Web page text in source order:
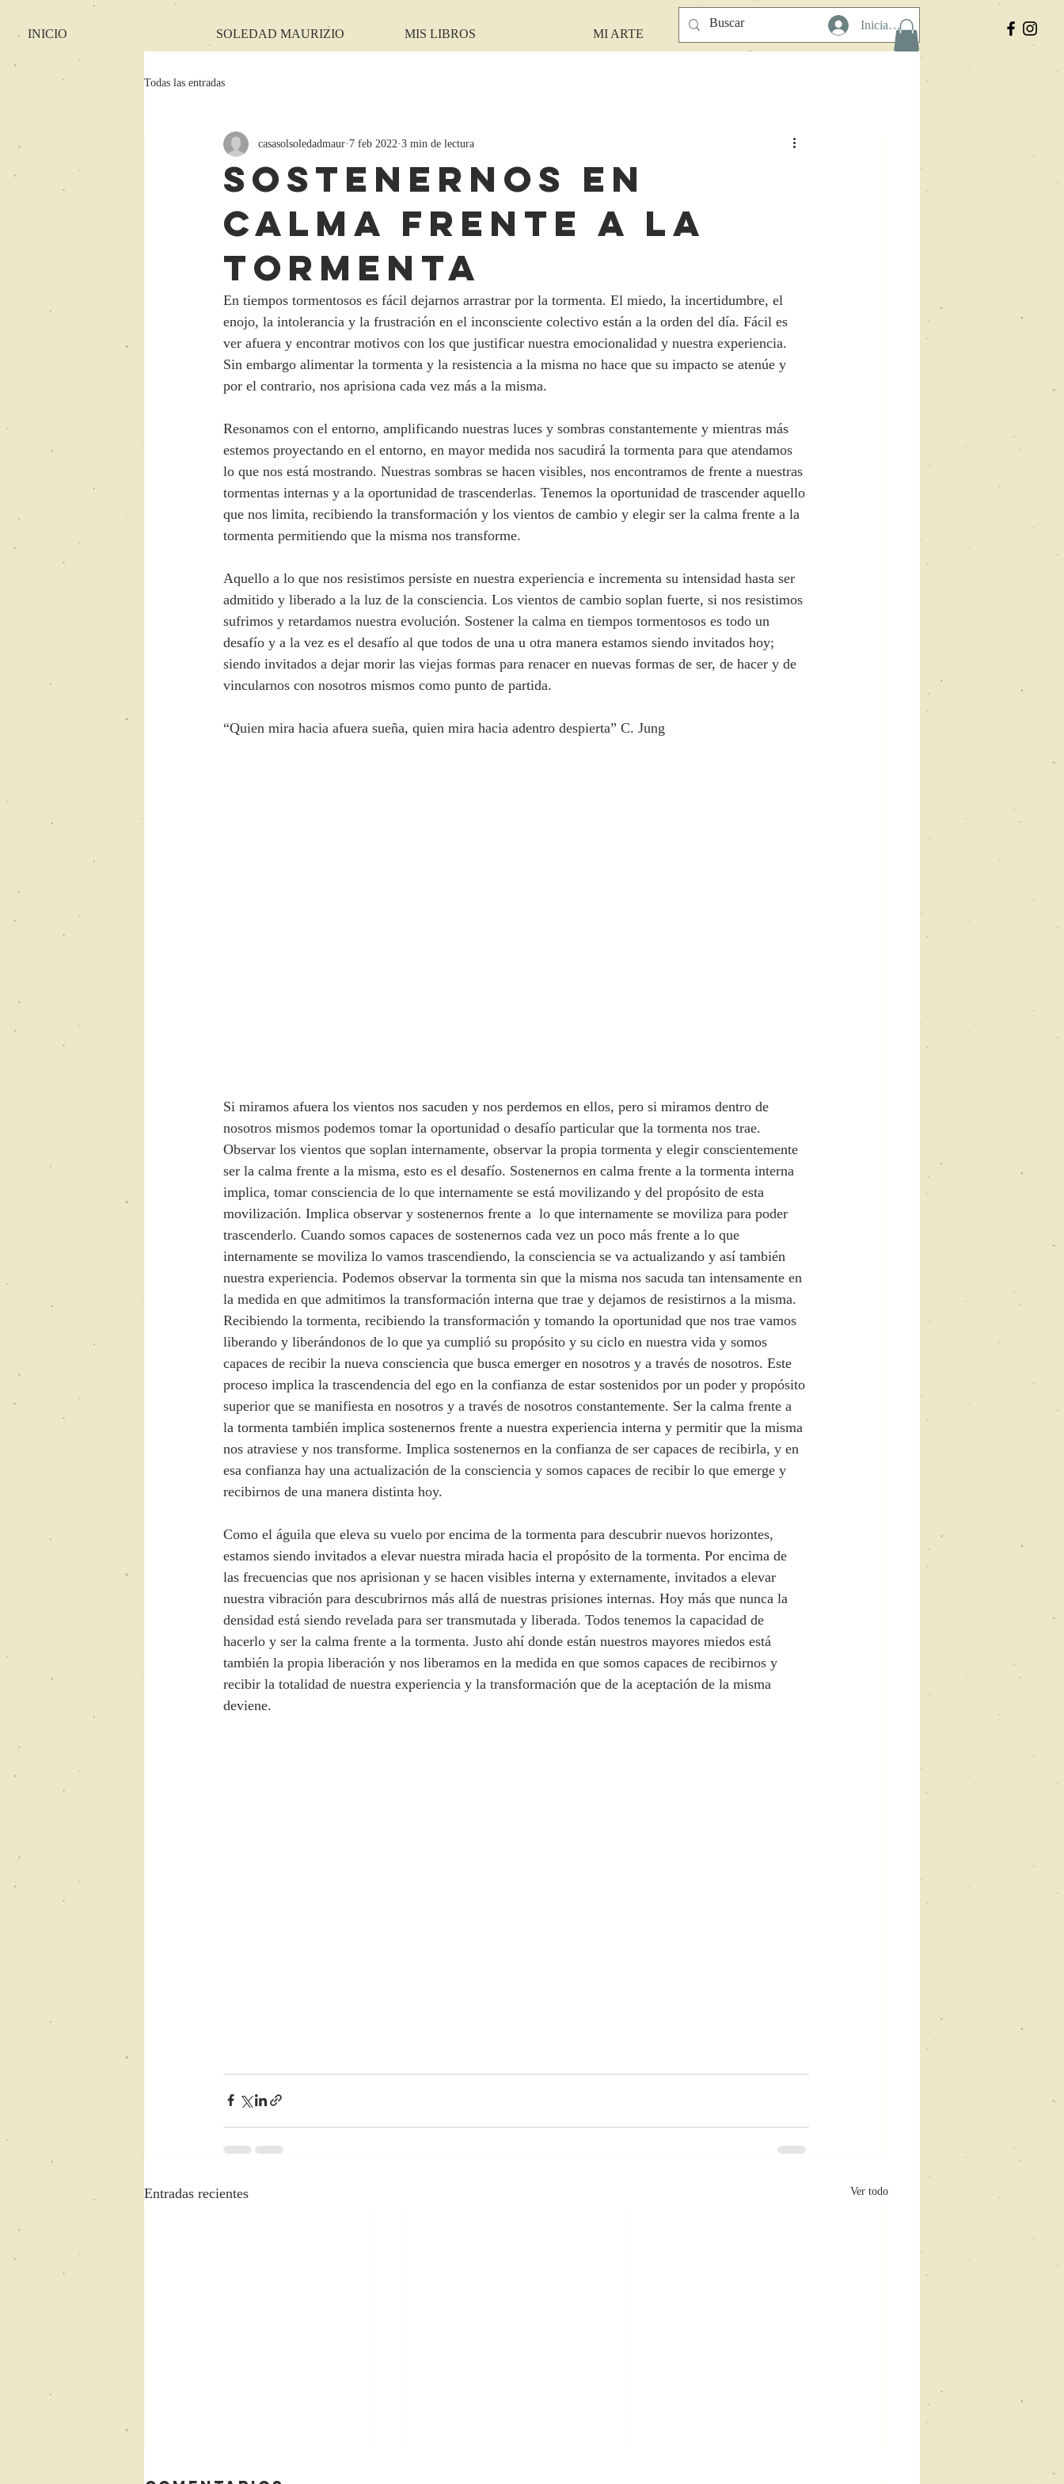
INICIO SOLEDAD MAURIZIO MIS LIBROS MI ARTE
Iniciar sesión
Todas las entradas
Sostenernos en
calma frente a la
tormenta
casasolsoledadmaur 7 feb 2022 3 min de lectura
En tiempos tormentosos es fácil dejarnos arrastrar por la tormenta. El miedo, la incertidumbre, el
enojo, la intolerancia y la frustración en el inconsciente colectivo están a la orden del día. Fácil es
ver afuera y encontrar motivos con los que justificar nuestra emocionalidad y nuestra experiencia.
Sin embargo alimentar la tormenta y la resistencia a la misma no hace que su impacto se atenúe y
por el contrario, nos aprisiona cada vez más a la misma.
Resonamos con el entorno, amplificando nuestras luces y sombras constantemente y mientras más
estemos proyectando en el entorno, en mayor medida nos sacudirá la tormenta para que atendamos
lo que nos está mostrando. Nuestras sombras se hacen visibles, nos encontramos de frente a nuestras
tormentas internas y a la oportunidad de trascenderlas. Tenemos la oportunidad de trascender aquello
que nos limita, recibiendo la transformación y los vientos de cambio y elegir ser la calma frente a la
tormenta permitiendo que la misma nos transforme.
Aquello a lo que nos resistimos persiste en nuestra experiencia e incrementa su intensidad hasta ser
admitido y liberado a la luz de la consciencia. Los vientos de cambio soplan fuerte, si nos resistimos
sufrimos y retardamos nuestra evolución. Sostener la calma en tiempos tormentosos es todo un
desafío y a la vez es el desafío al que todos de una u otra manera estamos siendo invitados hoy;
siendo invitados a dejar morir las viejas formas para renacer en nuevas formas de ser, de hacer y de
vincularnos con nosotros mismos como punto de partida.
“Quien mira hacia afuera sueña, quien mira hacia adentro despierta” C. Jung
Si miramos afuera los vientos nos sacuden y nos perdemos en ellos, pero si miramos dentro de
nosotros mismos podemos tomar la oportunidad o desafío particular que la tormenta nos trae.
Observar los vientos que soplan internamente, observar la propia tormenta y elegir conscientemente
ser la calma frente a la misma, esto es el desafío. Sostenernos en calma frente a la tormenta interna
implica, tomar consciencia de lo que internamente se está movilizando y del propósito de esta
movilización. Implica observar y sostenernos frente a  lo que internamente se moviliza para poder
trascenderlo. Cuando somos capaces de sostenernos cada vez un poco más frente a lo que
internamente se moviliza lo vamos trascendiendo, la consciencia se va actualizando y así también
nuestra experiencia. Podemos observar la tormenta sin que la misma nos sacuda tan intensamente en
la medida en que admitimos la transformación interna que trae y dejamos de resistirnos a la misma.
Recibiendo la tormenta, recibiendo la transformación y tomando la oportunidad que nos trae vamos
liberando y liberándonos de lo que ya cumplió su propósito y su ciclo en nuestra vida y somos
capaces de recibir la nueva consciencia que busca emerger en nosotros y a través de nosotros. Este
proceso implica la trascendencia del ego en la confianza de estar sostenidos por un poder y propósito
superior que se manifiesta en nosotros y a través de nosotros constantemente. Ser la calma frente a
la tormenta también implica sostenernos frente a nuestra experiencia interna y permitir que la misma
nos atraviese y nos transforme. Implica sostenernos en la confianza de ser capaces de recibirla, y en
esa confianza hay una actualización de la consciencia y somos capaces de recibir lo que emerge y
recibirnos de una manera distinta hoy.
Como el águila que eleva su vuelo por encima de la tormenta para descubrir nuevos horizontes,
estamos siendo invitados a elevar nuestra mirada hacia el propósito de la tormenta. Por encima de
las frecuencias que nos aprisionan y se hacen visibles interna y externamente, invitados a elevar
nuestra vibración para descubrirnos más allá de nuestras prisiones internas. Hoy más que nunca la
densidad está siendo revelada para ser transmutada y liberada. Todos tenemos la capacidad de
hacerlo y ser la calma frente a la tormenta. Justo ahí donde están nuestros mayores miedos está
también la propia liberación y nos liberamos en la medida en que somos capaces de recibirnos y
recibir la totalidad de nuestra experiencia y la transformación que de la aceptación de la misma
deviene.
Entradas recientes Ver todo